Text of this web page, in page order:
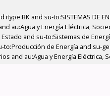
and su-to:SISTEMAS DE
y Energía Eléctrica,
and su-to:Sistemas de
de Energía and su-
and au:Agua y Energía Eléctrica,